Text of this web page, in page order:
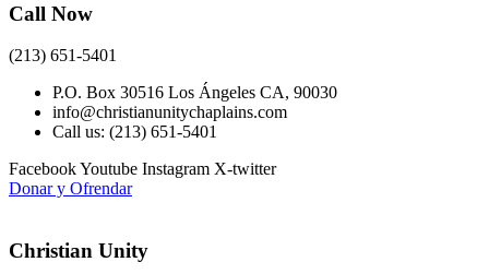
Call Now
(213) 651-5401
P.O. Box 30516 Los Ángeles CA, 90030
info@christianunitychaplains.com
Call us: (213) 651-5401
FacebookYoutube Instagram X-twitter
Donar y Ofrendar
Christian Unity